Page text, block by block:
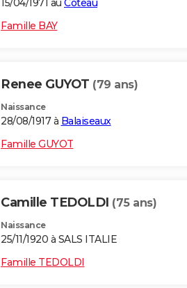
15/04/1971 au Coteau
Famille BAY
Renee GUYOT (79 ans)
Naissance
28/08/1917 à Balaiseaux
Famille GUYOT
Camille TEDOLDI (75 ans)
Naissance
25/11/1920 à SALS ITALIE
Famille TEDOLDI